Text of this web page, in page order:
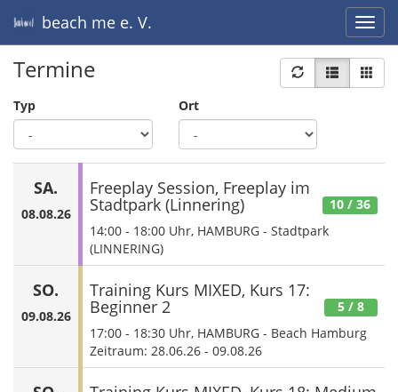
beach me e. V.
Termine
Typ Ort
SA.
08.08.26
Freeplay Session, Freeplay im
Stadtpark (Linnering) 10/ 36
14:00 - 18:00 Uhr, HAMBURG - Stadtpark
(LINNERING)
SO.
09.08.26
Training Kurs MIXED, Kurs 17:
Beginner 2 5 / 8
17:00 - 18:30 Uhr, HAMBURG - Beach Hamburg
Zeitraum: 28.06.26 - 09.08.26